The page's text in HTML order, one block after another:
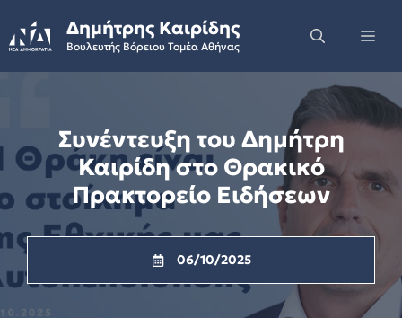
to
content
Δημήτρης Καιρίδης
Βουλευτής Βόρειου Τομέα Αθήνας
Συνέντευξη του Δημήτρη
Καιρίδη στο Θρακικό
Πρακτορείο Ειδήσεων
06/10/2025